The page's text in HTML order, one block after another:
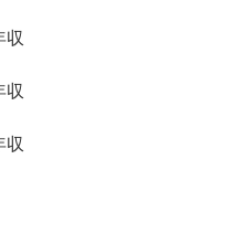
収
収
収